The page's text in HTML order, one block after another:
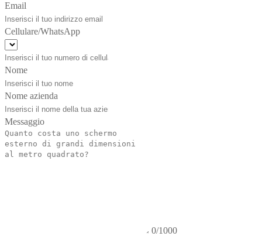
Email
Cellulare/WhatsApp
Nome
Nome azienda
Messaggio
0/1000